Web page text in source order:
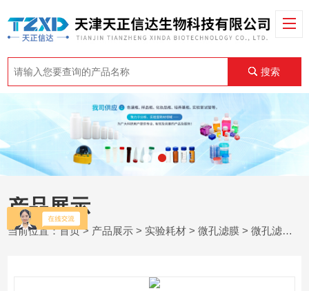
搜索
产品展示
当前位置：首页> 产品展示 > 实验耗材 >微孔滤膜 > 微孔滤膜混合纤维素酯MCE增强型